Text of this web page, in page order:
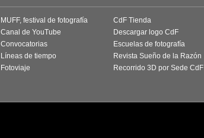
MUFF, festival de fotografía
Canal de YouTube
Convocatorias
Líneas de tiempo
Fotoviaje
CdF Tienda
Descargar logo CdF
Escuelas de fotografía
Revista Sueño de la Razón
Recorrido 3D por Sede CdF